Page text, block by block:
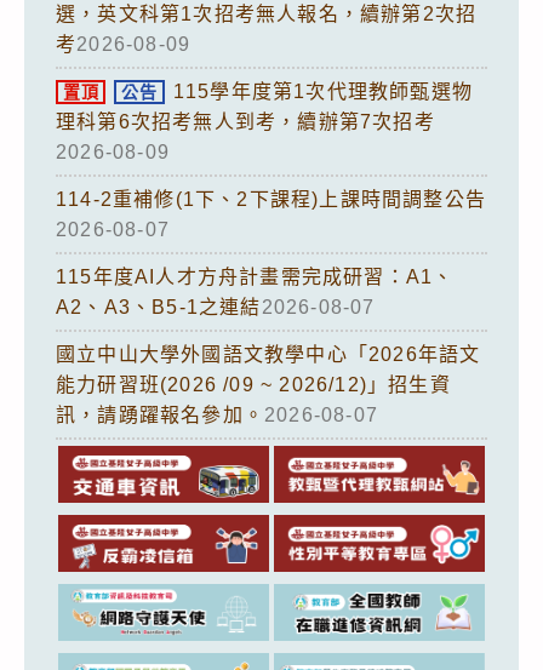
選，英文科第1次招考無人報名，續辦第2次招
考2026-08-09
置頂 公告
115學年度第1次代理教師甄選物
理科第6次招考無人到考，續辦第7次招考
2026-08-09
114-2重補修(1下、2下課程)上課時間調整公告
2026-08-07
115年度AI人才方舟計畫需完成研習：A1、
A2、A3、B5-1之連結2026-08-07
國立中山大學外國語文教學中心「2026年語文
能力研習班(2026 /09 ~ 2026/12)」招生資
訊，請踴躍報名參加。 2026-08-07